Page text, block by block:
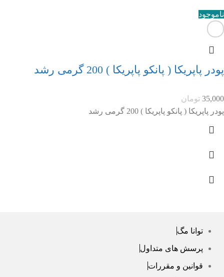
ناموجود
پودر پاپریکا ( پانکو پاپریکا ) 200 گرمی رشد
35,000 تومان
پودر پاپریکا ( پانکو پاپریکا ) 200 گرمی رشد
توانا مگ
پرسش های متداول
قوانین و مقررات